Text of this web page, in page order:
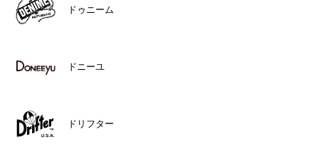
ドゥニーム
ドニーユ
ドリフター